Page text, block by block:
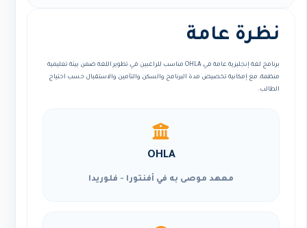
نظرة عامة
برنامج لغة إنجليزية عامة في OHLA مناسب للراغبين في تطوير اللغة ضمن بيئة تعليمية
منظمة، مع إمكانية تخصيص مدة البرنامج والسكن والتأمين والاستقبال حسب احتياج
الطالب.
OHLA
معهد موصى به في أفنتورا - فلوريدا